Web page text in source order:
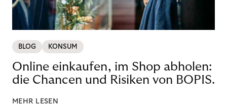
BLOG KONSUM
Online einkaufen, im Shop abholen:
die Chancen und Risiken von BOPIS.
MEHR LESEN